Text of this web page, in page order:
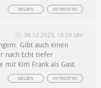
ANTWORTEN
MELDEN
06.12.2023, 19:29 Uhr
Gibt auch einen
nach Echt tiefer
mit Kim Frank als Gast.
ANTWORTEN
MELDEN